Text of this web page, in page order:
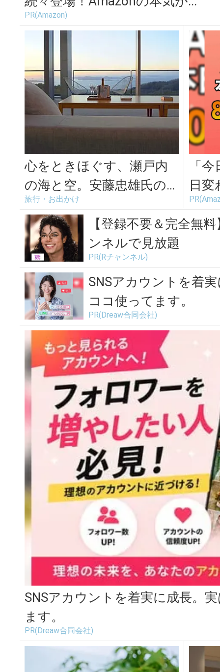
PR(Amazon)
心をときほぐす、瀬戸内
の海と空。安藤忠雄氏の建
築によるホテル「瀬戸内
リトリート ...
旅行・お出かけ
「
日変
ール
【登録不要＆完全無
ンネルで見放題
PR(Rチャンネル)
SNSアカウントを着
ココ使ってます。
PR(Dreaw合同会社)
SNSアカウントを着実に成長。
ます。
PR(Dreaw合同会社)